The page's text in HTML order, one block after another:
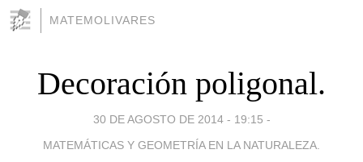
MATEMOLIVARES
Decoración poligonal.
30 DE AGOSTO DE 2014 - 19:15 -
MATEMÁTICAS Y GEOMETRÍA EN LA NATURALEZA.